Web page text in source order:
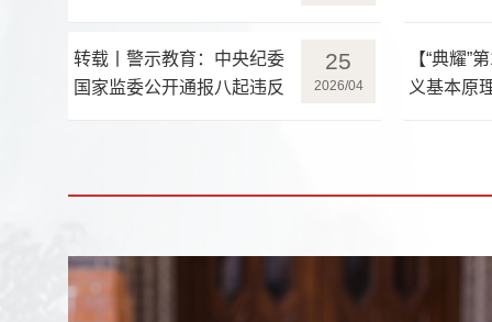
25
转载丨警示教育：中央纪委
国家监委公开通报八起违反
【“典耀”
义基本原